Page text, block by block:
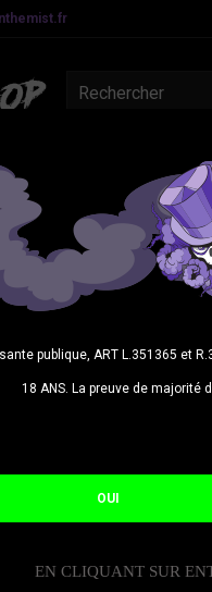
publique, ART L.351365 et
18 ANS. La preuve de majorité
OUI
EN CLIQUANT SUR
MATERIEL